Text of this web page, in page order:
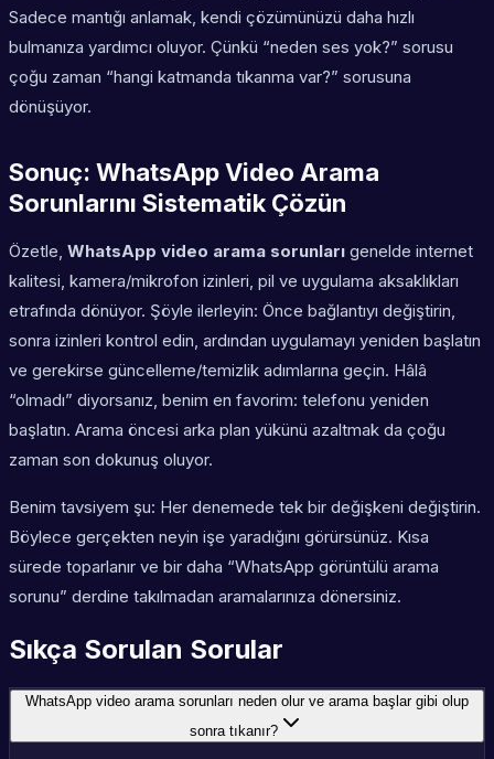
Sadece mantığı anlamak, kendi çözümünüzü daha hızlı
bulmanıza yardımcı oluyor. Çünkü “neden ses yok?” sorusu
çoğu zaman “hangi katmanda tıkanma var?” sorusuna
dönüşüyor.
Sonuç: WhatsApp Video Arama
Sorunlarını Sistematik Çözün
Özetle, WhatsApp video arama sorunları genelde internet
kalitesi, kamera/mikrofon izinleri, pil ve uygulama aksaklıkları
etrafında dönüyor. Şöyle ilerleyin: Önce bağlantıyı değiştirin,
sonra izinleri kontrol edin, ardından uygulamayı yeniden başlatın
ve gerekirse güncelleme/temizlik adımlarına geçin. Hâlâ
“olmadı” diyorsanız, benim en favorim: telefonu yeniden
başlatın. Arama öncesi arka plan yükünü azaltmak da çoğu
zaman son dokunuş oluyor.
Benim tavsiyem şu: Her denemede tek bir değişkeni değiştirin.
Böylece gerçekten neyin işe yaradığını görürsünüz. Kısa
sürede toparlanır ve bir daha “WhatsApp görüntülü arama
sorunu” derdine takılmadan aramalarınıza dönersiniz.
Sıkça Sorulan Sorular
WhatsApp video arama sorunları neden olur ve arama başlar gibi olup
sonra tıkanır?